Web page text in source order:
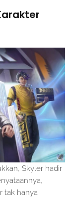
Skyler hadir
tak hanya